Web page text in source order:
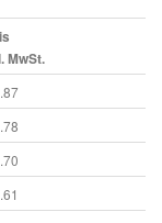
MwSt.